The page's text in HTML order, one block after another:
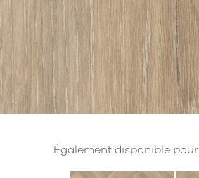
Également disponible